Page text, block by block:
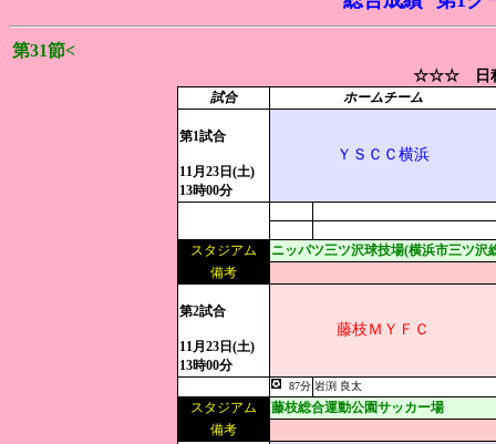
第31節<
☆☆☆ 日
試合 ホームチーム
第1試合
11月23日(土)
13時00分
ＹＳＣＣ横浜
スタジアム
ニッパツ三ツ沢球技場(横浜市三ツ沢
備考
第2試合
11月23日(土)
13時00分
藤枝ＭＹＦＣ
87分 岩渕 良太
スタジアム
藤枝総合運動公園サッカー場
備考